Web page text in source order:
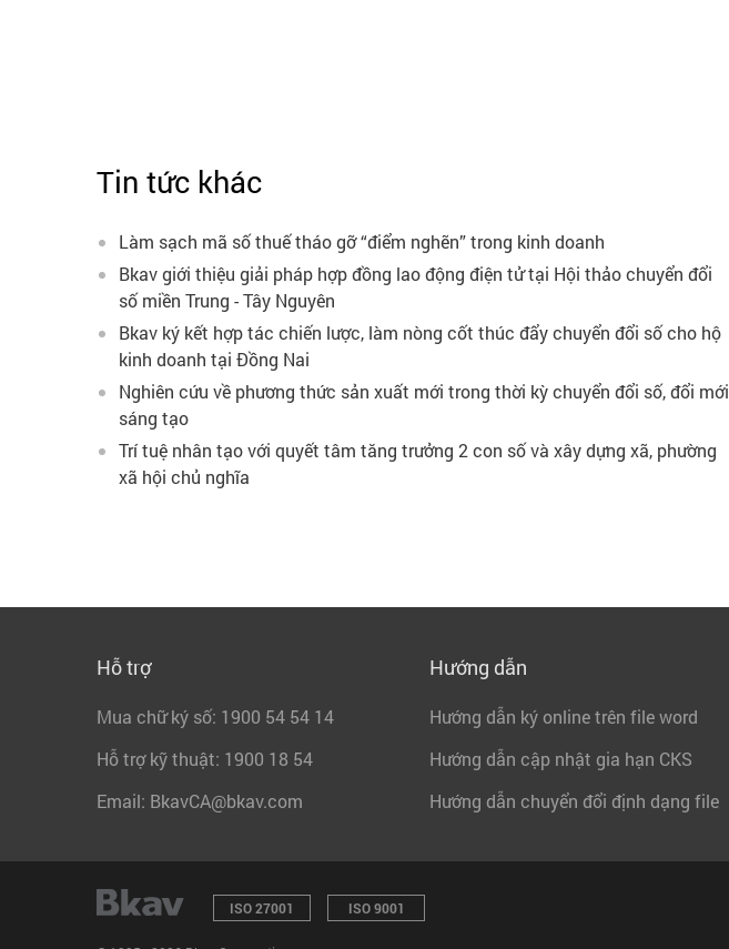
Tin tức khác
Làm sạch mã số thuế tháo gỡ “điểm nghẽn” trong kinh doanh
Bkav giới thiệu giải pháp hợp đồng lao động điện tử tại Hội thảo chuyển đổi
số miền Trung - Tây Nguyên
Bkav ký kết hợp tác chiến lược, làm nòng cốt thúc đẩy chuyển đổi số cho hộ
kinh doanh tại Đồng Nai
Nghiên cứu về phương thức sản xuất mới trong thời kỳ chuyển đổi số, đổi mới
sáng tạo
Trí tuệ nhân tạo với quyết tâm tăng trưởng 2 con số và xây dựng xã, phường
xã hội chủ nghĩa
Hỗ trợ
Mua chữ ký số: 1900 54 54 14
Hỗ trợ kỹ thuật: 1900 18 54
Email: BkavCA@bkav.com
Hướng dẫn
Hướng dẫn ký online trên file word
Hướng dẫn cập nhật gia hạn CKS
Hướng dẫn chuyển đổi định dạng file
ISO 27001 ISO 9001